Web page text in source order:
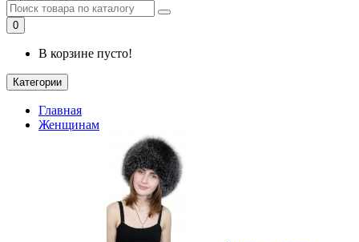
0
В корзине пусто!
Категории
Главная
Женщинам